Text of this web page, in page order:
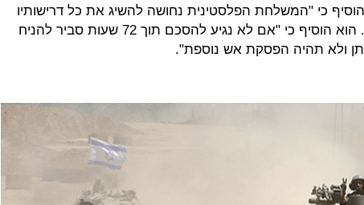
כי "המשלחת הפלסטינית נחושה להשיג את כל דרישותיו
של העם הפלסטיני". הוא הוסיף כי "אם לא נגיע להסכם תוך 72 שעות סביר להניח
ולא תהיה הפסקת אש נוספת".